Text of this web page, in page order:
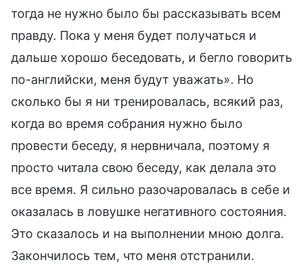
тогда не нужно было бы рассказывать всем
правду. Пока у меня будет получаться и
дальше хорошо беседовать, и бегло говорить
по-английски, меня будут уважать». Но
сколько бы я ни тренировалась, всякий раз,
когда во время собрания нужно было
провести беседу, я нервничала, поэтому я
просто читала свою беседу, как делала это
все время. Я сильно разочаровалась в себе и
оказалась в ловушке негативного состояния.
Это сказалось и на выполнении мною долга.
Закончилось тем, что меня отстранили.